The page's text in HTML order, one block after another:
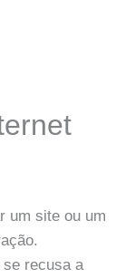
um site ou um
recusa a